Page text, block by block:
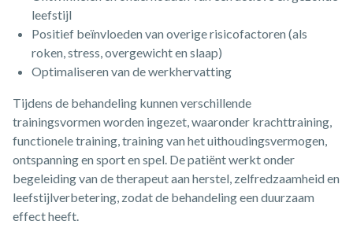
leefstijl
Positief beïnvloeden van overige risicofactoren (als
roken, stress, overgewicht en slaap)
Optimaliseren van de werkhervatting
Tijdens de behandeling kunnen verschillende
trainingsvormen worden ingezet, waaronder krachttraining,
functionele training, training van het uithoudingsvermogen,
ontspanning en sport en spel. De patiënt werkt onder
begeleiding van de therapeut aan herstel, zelfredzaamheid en
leefstijlverbetering, zodat de behandeling een duurzaam
effect heeft.